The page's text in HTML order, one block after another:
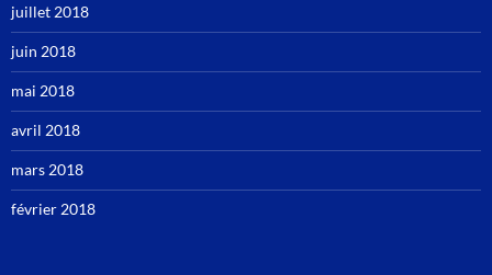
juillet 2018
juin 2018
mai 2018
avril 2018
mars 2018
février 2018